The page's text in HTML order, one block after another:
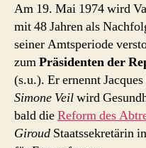
Am 19. Mai 1974 wird
mit 48 Jahren als
seiner Amtsperiode
zumPräsidenten der
(s.u.). Er ernennt
Simone Veilwird
bald dieReform des
Giroud Staatssekretärin